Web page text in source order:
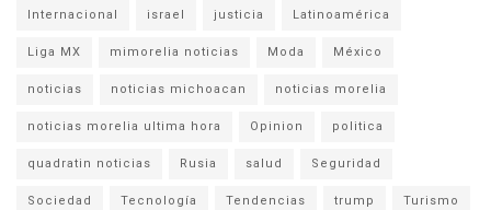
Internacional israel justicia Latinoamérica
Liga MX mimorelia noticias Moda México
noticias noticias michoacan noticias morelia
noticias morelia ultima hora Opinion politica
quadratin noticias Rusia salud Seguridad
Sociedad Tecnología Tendencias trump Turismo